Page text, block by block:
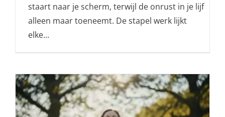
staart naar je scherm, terwijl de onrust in je lijf
alleen maar toeneemt. De stapel werk lijkt
elke...